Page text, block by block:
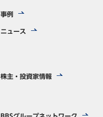
事例
ニュース
株主・投資家情報